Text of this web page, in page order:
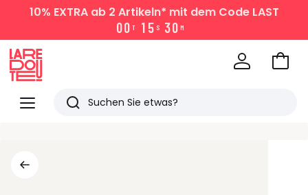
10% EXTRAab 2 Artikeln* mit dem Code LAST
00 T 1 5 S 30 M
Menü
Redoute
Suchen
Zum